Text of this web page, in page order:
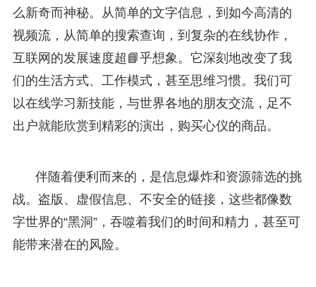
么新奇而神秘。从简单的文字信息，到如今高清的
视频流，从简单的搜索查询，到复杂的在线协作，
互联网的发展速度超📘乎想象。它深刻地改变了我
们的生活方式、工作模式，甚至思维习惯。我们可
以在线学习新技能，与世界各地的朋友交流，足不
出户就能欣赏到精彩的演出，购买心仪的商品。
伴随着便利而来的，是信息爆炸和资源筛选的挑
战。盗版、虚假信息、不安全的链接，这些都像数
字世界的“黑洞”，吞噬着我们的时间和精力，甚至可
能带来潜在的风险。